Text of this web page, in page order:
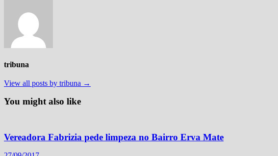
tribuna
View all posts by tribuna →
You might also like
Vereadora Fabrizia pede limpeza no Bairro Erva Mate